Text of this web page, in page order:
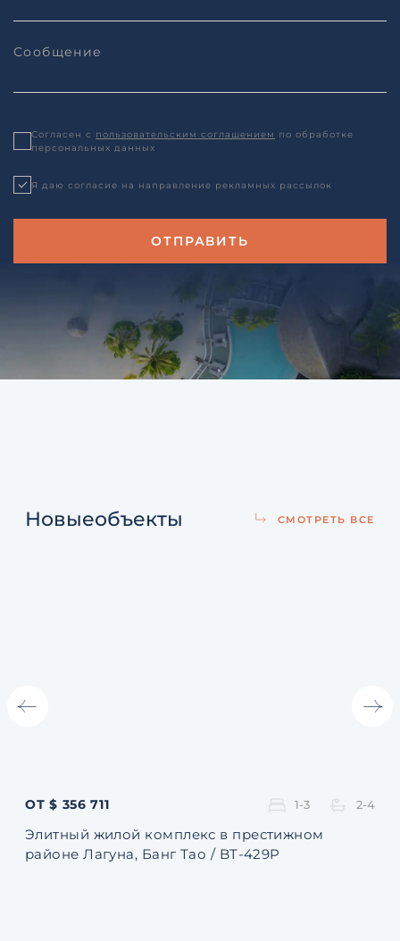
Согласен с пользовательским соглашением по обработке
персональных данных
Я даю согласие на направление рекламных рассылок
Новыеобъекты СМОТРЕТЬ ВСЕ
ОТ $ 356 711 1-3 2-4
Элитный жилой комплекс в престижном
районе Лагуна, Банг Тао / BT-429P